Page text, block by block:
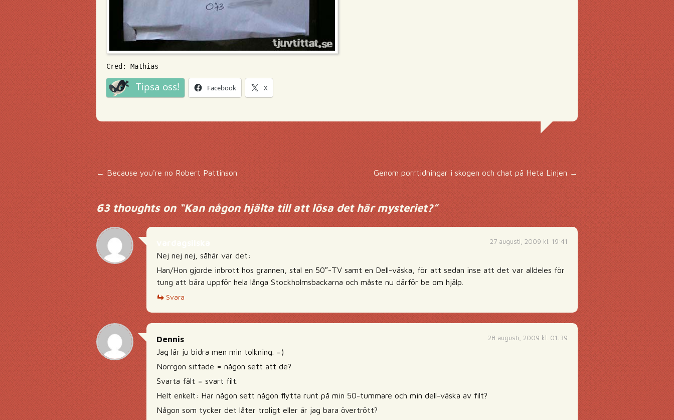
Cred: Mathias
Tipsa oss! Facebook X
Inläggsnavigering
← Because you're no Robert Pattinson Genom porrtidningar i skogen och chat på Heta Linjen→
63 thoughts on “Kan någon hjälta till att lösa det här mysteriet?”
27 augusti, 2009 kl. 19:41
Nej nej nej, såhär var det:
Han/Hon gjorde inbrott hos grannen, stal en 50″-TV samt en Dell-väska, för att sedan inse att det var alldeles för
tung att bära uppför hela långa Stockholmsbackarna och måste nu därför be om hjälp.
Svara
28 augusti, 2009 kl. 01:39
Dennis
Jag lär ju bidra men min tolkning. =)
Norrgon sittade = någon sett att de?
Svarta fält = svart filt.
Helt enkelt: Har någon sett någon flytta runt på min 50-tummare och min dell-väska av filt?
Någon som tycker det låter troligt eller är jag bara övertrött?